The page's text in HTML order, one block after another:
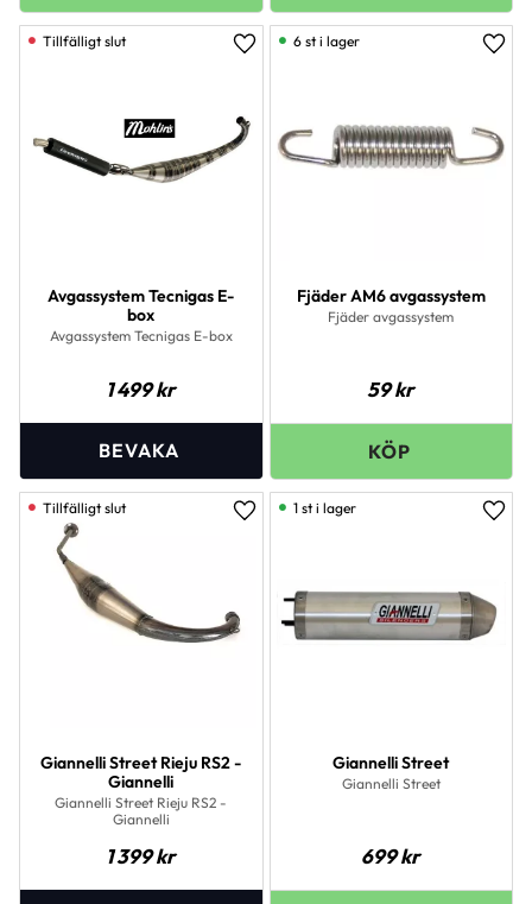
Avgassystem Tecnigas E-
box
Avgassystem Tecnigas E-box
1 499kr
Lägg till i favoriter
Fjäder AM6 avgassystem
Fjäder avgassystem
59kr
6 st i lager
Giannelli Street Rieju RS2 -
Giannelli
Giannelli Street Rieju RS2 -
Giannelli
1 399kr
Lägg till i favoriter
Giannelli Street
Giannelli Street
699kr
1 st i lager